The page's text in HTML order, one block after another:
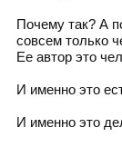
Почему так? А
совсем только
Ее автор это
И именно это
И именно это